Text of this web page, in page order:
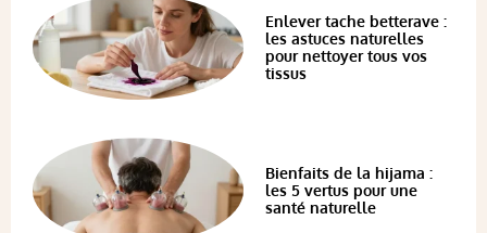
Enlever tache betterave :
les astuces naturelles
pour nettoyer tous vos
tissus
Bienfaits de la hijama :
les 5 vertus pour une
santé naturelle